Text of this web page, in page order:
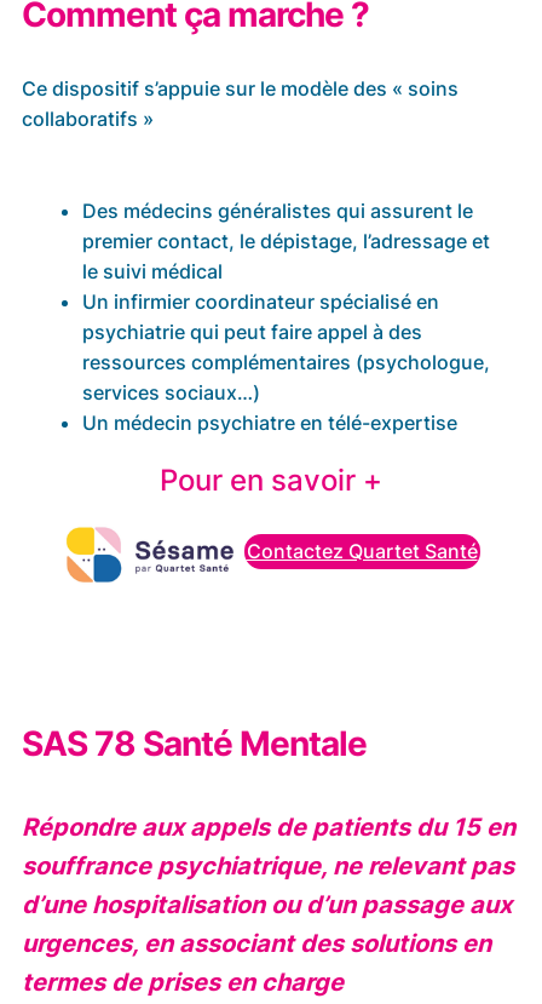
Comment ça marche ?
Ce dispositif s’appuie sur le modèle des « soins
collaboratifs »
Des médecins généralistes qui assurent le
premier contact, le dépistage, l’adressage et
le suivi médical
Un infirmier coordinateur spécialisé en
psychiatrie qui peut faire appel à des
ressources complémentaires (psychologue,
services sociaux…)
Un médecin psychiatre en télé-expertise
Pour en savoir +
Contactez Quartet Santé
SAS 78 Santé Mentale
Répondre aux appels de patients du 15 en
souffrance psychiatrique, ne relevant pas
d’une hospitalisation ou d’un passage aux
urgences, en associant des solutions en
termes de prises en charge